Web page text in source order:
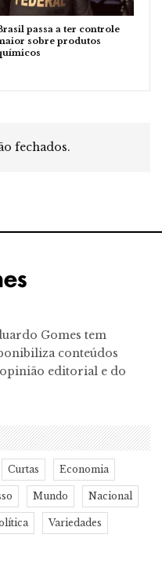
passa a ter controle
sobre produtos
fechados.
Gomes tem
conteúdos
editorial e do
Curtas Economia
Mundo Nacional
Variedades